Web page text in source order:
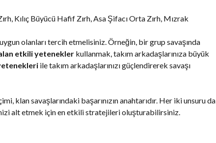
Kılıç Büyücü Hafif Zırh, Asa Şifacı Orta Zırh, Mızrak
olanları tercih etmelisiniz. Örneğin, bir grup savaşında
etkili yetenekler kullanmak, takım arkadaşlarınıza büyük
ile takım arkadaşlarınızı güçlendirerek savaşı
klan savaşlarındaki başarınızın anahtarıdır. Her iki unsuru da
alt etmek için en etkili stratejileri oluşturabilirsiniz.